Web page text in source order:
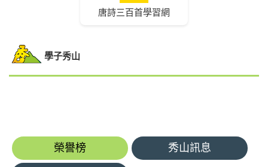
唐詩三百首學習網
學子秀山
榮譽榜 秀山訊息